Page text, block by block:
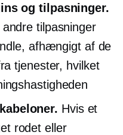
og tilpasninger.
andre tilpasninger
afhængigt af de
tjenester, hvilket
Hvis et
rodet eller